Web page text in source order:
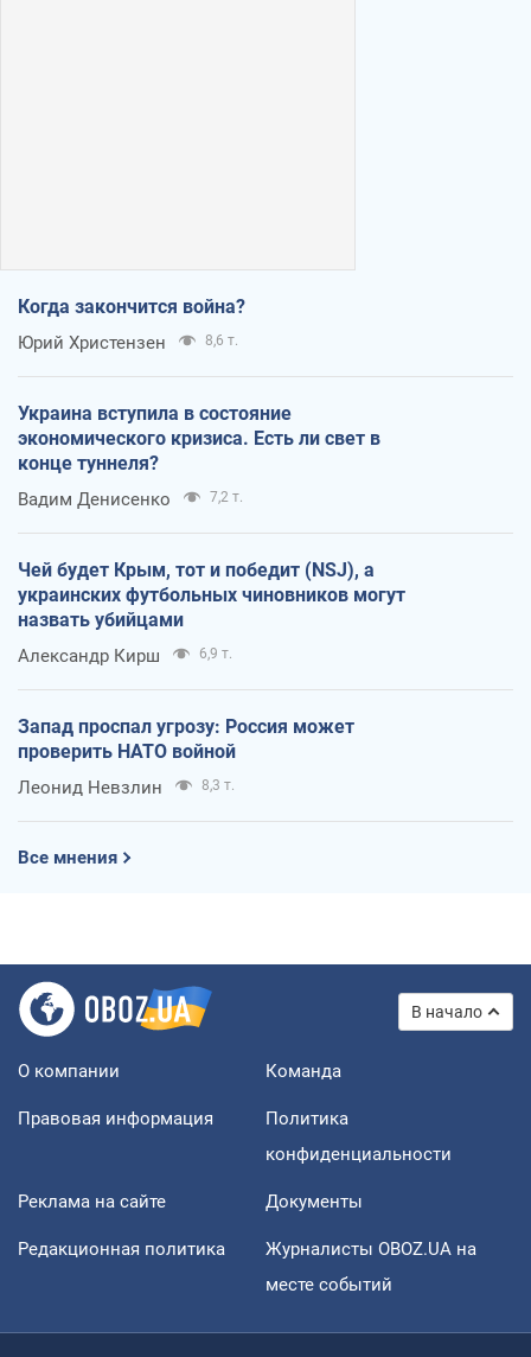
Когда закончится война?
Юрий Христензен 8,6 т.
Украина вступила в состояние
экономического кризиса. Есть ли свет в
конце туннеля?
Вадим Денисенко 7,2 т.
Чей будет Крым, тот и победит (NSJ), а
украинских футбольных чиновников могут
назвать убийцами
Александр Кирш 6,9 т.
Запад проспал угрозу: Россия может
проверить НАТО войной
Леонид Невзлин 8,3 т.
Все мнения
В начало
О компании Команда
Правовая информация
Политика
конфиденциальности
Реклама на сайте Документы
Редакционная политика
Журналисты OBOZ.UA на
месте событий